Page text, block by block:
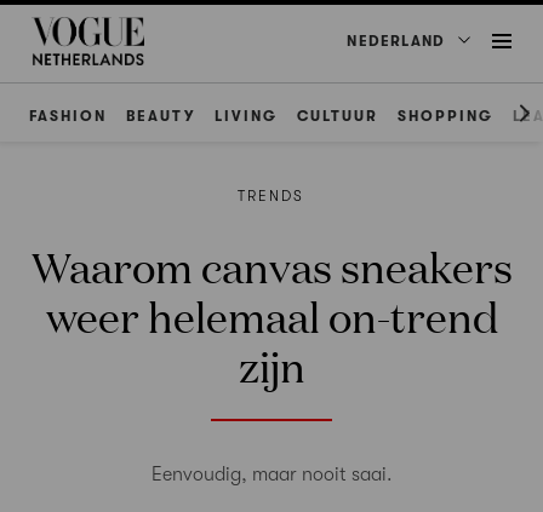
NEDERLAND
FASHION BEAUTY LIVING CULTUUR SHOPPING
TRENDS
Waarom canvas sneakers
weer helemaal on-trend
zijn
Eenvoudig, maar nooit saai.